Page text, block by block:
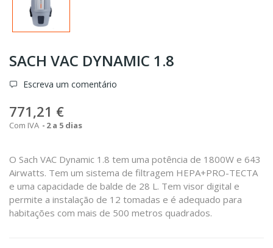
SACH VAC DYNAMIC 1.8
Escreva um comentário
771,21 €
Com IVA 2 a 5 dias
O Sach VAC Dynamic 1.8 tem uma potência de 1800W e 643
Airwatts. Tem um sistema de filtragem HEPA+PRO-TECTA
e uma capacidade de balde de 28 L. Tem visor digital e
permite a instalação de 12 tomadas e é adequado para
habitações com mais de 500 metros quadrados.